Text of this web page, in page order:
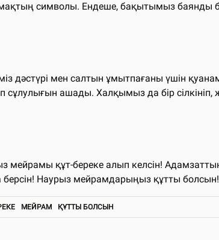
символы. Ендеше, бақытымыз баянды
дәстүрі мен салтын ұмытпағаны үшін
сұлулығын ашады. Халқымыз да бір
мейрамы құт-береке алып келсін!
Наурыз мейрамдарыңыз құтты болсын!
МЕЙРАМ ҚҰТТЫ БОЛСЫН